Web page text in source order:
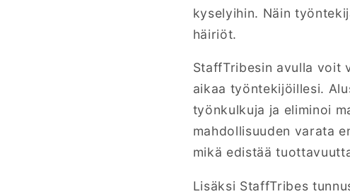
kyselyihin. Näin
häiriöt.
StaffTribesin avulla voit
aikaa työntekijöillesi.
työnkulkuja ja eliminoi
mahdollisuuden varata
mikä edistää
Lisäksi StaffTribes